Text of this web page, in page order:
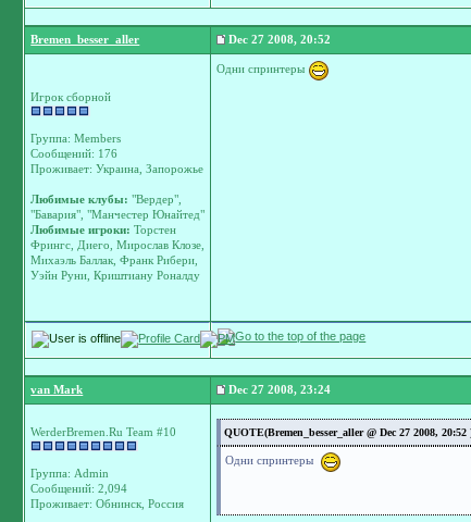
Bremen_besser_aller Dec 27 2008, 20:52
Игрок сборной
Группа: Members
Сообщений: 176
Проживает: Украина, Запорожье
Любимые клубы: "Вердер",
"Бавария", "Манчестер Юнайтед"
Любимые игроки:Торстен
Фрингс, Диего, Мирослав Клозе,
Михаэль Баллак, Франк Рибери,
Уэйн Руни, Криштиану Роналду
Одни спринтеры
van Mark Dec 27 2008, 23:24
WerderBremen.Ru Team #10
Группа: Admin
Сообщений: 2,094
Проживает: Обнинск, Россия
QUOTE(Bremen_besser_aller @ Dec 27 2008, 20:52
Одни спринтеры